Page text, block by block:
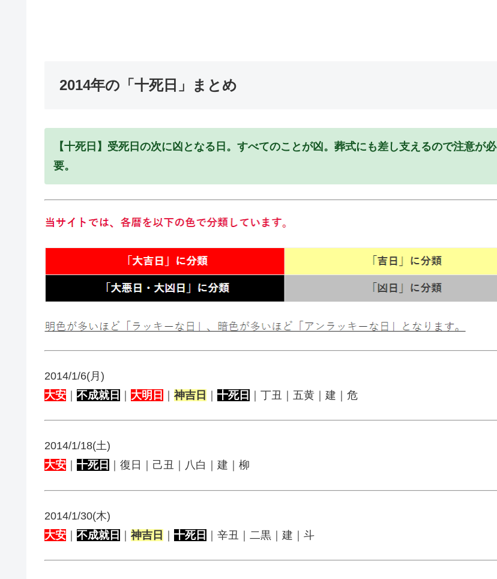
2014年の「十死日」まとめ
【十死日】受死日の次に凶となる日。すべてのことが凶。葬式にも差し支えるので注意が必
要。
2014/1/6(月)
大安
不成就日 大明日 神吉日 十死日 ｜丁丑｜五黄｜建｜危
2014/1/18(土)
大安
十死日 ｜復日｜己丑｜八白｜建｜柳
2014/1/30(木)
大安 ｜ 不成就日 ｜ 神吉日 ｜ 十死日 ｜辛丑｜二黒｜建｜斗